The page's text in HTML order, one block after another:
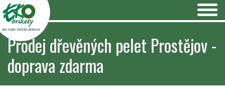
pro teplo Vašeho domova
Prodej dřevěných pelet Prostějov -
doprava zdarma